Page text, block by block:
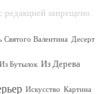
редакцией запрещено.
Святого Валентина Десерт
Из Бутылок Из Дерева
Искусство Картина